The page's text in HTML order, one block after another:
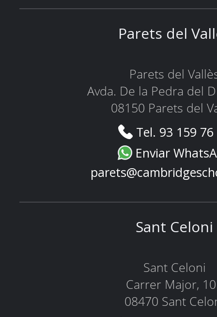
Parets del
Parets del
Avda. De la Pedra del
08150 Parets del
Tel. 93 159
Enviar
Sant Celoni
Sant Celoni
Carrer Major,
08470 Sant